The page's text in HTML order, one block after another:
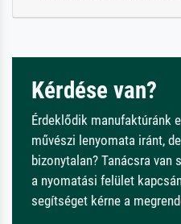
Kérdése van?
Érdeklődik manufaktúránk
művészi lenyomata iránt,
bizonytalan? Tanácsra van
a nyomatási felület
segítséget kérne a